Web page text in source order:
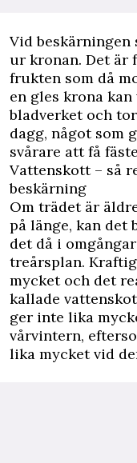
Vid beskärningen
ur kronan. Det är
frukten som då
en gles krona
bladverket och
dagg, något som
svårare att få
Vattenskott – så
beskärning
Om trädet är
på länge, kan det
det då i
treårsplan.
mycket och det
kallade
ger inte lika
vårvintern,
lika mycket vid